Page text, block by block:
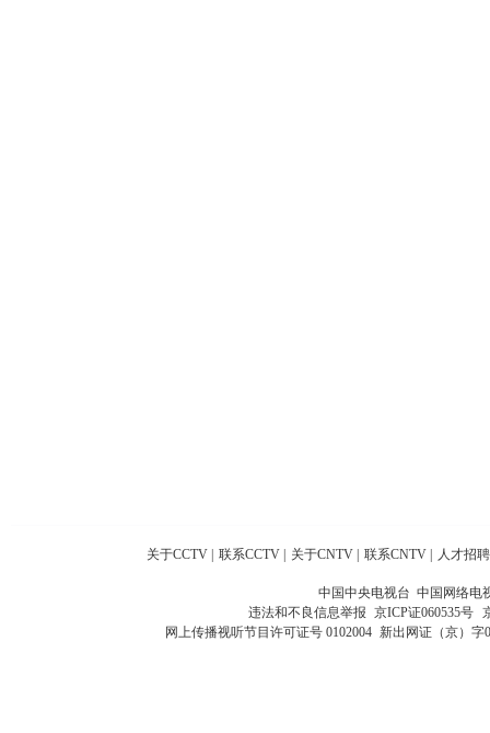
关于CCTV 联系CCTV 关于CNTV 联系CNTV 人才招聘
中国中央电视台 中国网络电
违法和不良信息举报 京ICP证060535号
网上传播视听节目许可证号 0102004 新出网证（京）